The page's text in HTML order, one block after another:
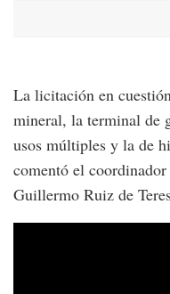
La licitación en
mineral, la terminal de
usos múltiples y la de
comentó el
Guillermo Ruiz de